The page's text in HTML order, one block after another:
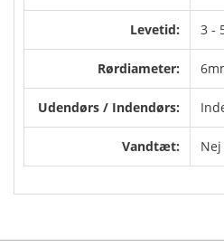
Levetid: 3 -
Rørdiameter:
Udendørs / Indendørs:
Vandtæt: Nej